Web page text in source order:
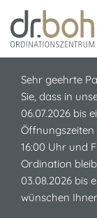
Z
u
Sehr geehrte
Sie, dass in
06.07.2026 bis
Öffnungszeiten
16:00 Uhr und
Ordination
03.08.2026 bis
wünschen